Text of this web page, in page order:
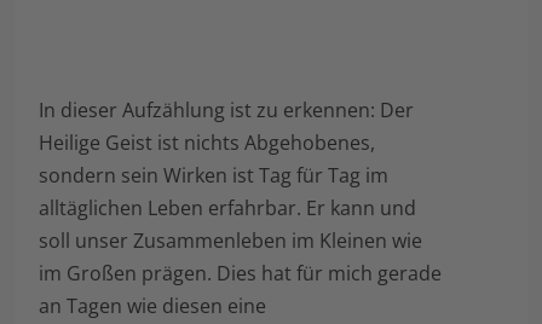
In dieser Aufzählung ist zu erkennen: Der
Heilige Geist ist nichts Abgehobenes,
sondern sein Wirken ist Tag für Tag im
alltäglichen Leben erfahrbar. Er kann und
soll unser Zusammenleben im Kleinen wie
im Großen prägen. Dies hat für mich gerade
an Tagen wie diesen eine